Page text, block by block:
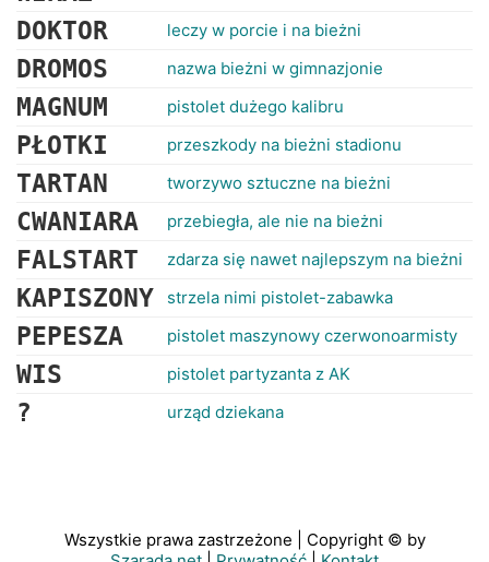
DOKTOR leczy w porcie i na bieżni
DROMOS nazwa bieżni w gimnazjonie
MAGNUM pistolet dużego kalibru
PŁOTKI przeszkody na bieżni stadionu
TARTAN tworzywo sztuczne na bieżni
CWANIARA przebiegła, ale nie na bieżni
FALSTART zdarza się nawet najlepszym na bieżni
KAPISZONY strzela nimi pistolet-zabawka
PEPESZA pistolet maszynowy czerwonoarmisty
WIS pistolet partyzanta z AK
? urząd dziekana
Wszystkie prawa zastrzeżone | Copyright © by